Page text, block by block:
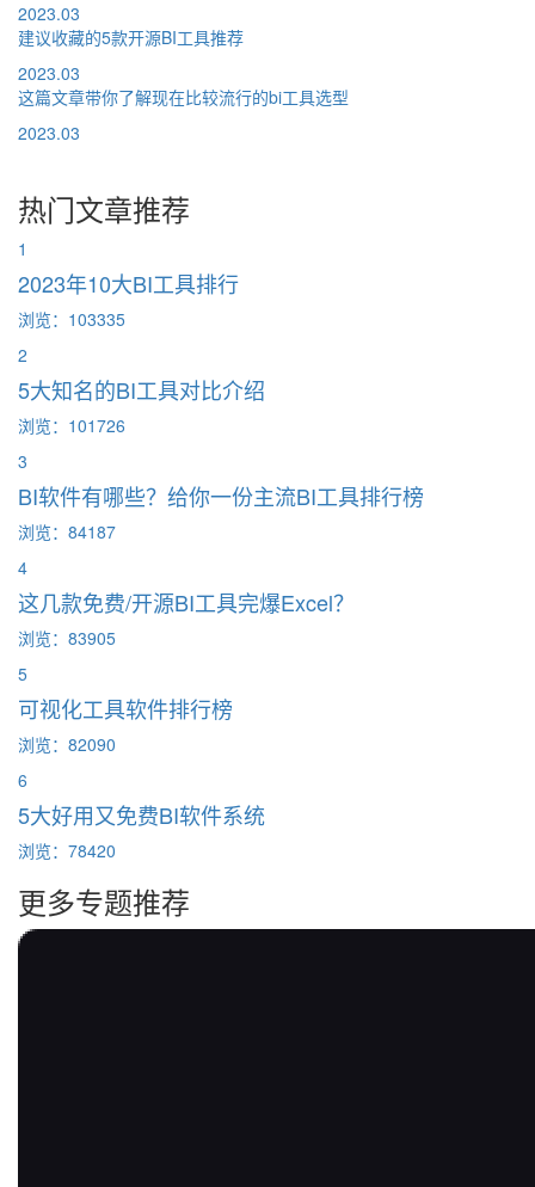
2023.03
建议收藏的5款开源BI工具推荐
2023.03
这篇文章带你了解现在比较流行的bi工具选型
2023.03
热门文章推荐
1
2023年10大BI工具排行
浏览：103335
2
5大知名的BI工具对比介绍
浏览：101726
3
BI软件有哪些？给你一份主流BI工具排行榜
浏览：84187
4
这几款免费/开源BI工具完爆Excel？
浏览：83905
5
可视化工具软件排行榜
浏览：82090
6
5大好用又免费BI软件系统
浏览：78420
更多专题推荐